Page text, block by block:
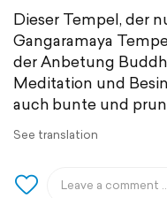
Dieser Tempel, der
Gangaramaya
der Anbetung
Meditation und
auch bunte und
See translation